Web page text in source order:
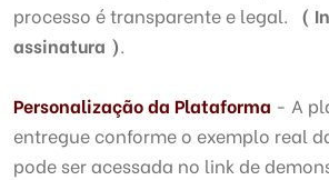
processo é transparente e legal. (
assinatura ).
Personalização da Plataforma - A
entregue conforme o exemplo real
pode ser acessada no link de